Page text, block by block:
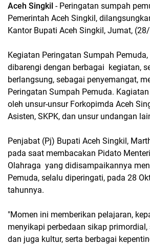
Aceh Singkil - Peringatan sumpah
Pemerintah Aceh Singkil,
Kantor Bupati Aceh Singkil, Jumat,
Kegiatan Peringatan Sumpah
dibarengi dengan berbagai kegiatan,
berlangsung, sebagai penyemangat,
Peringatan Sumpah Pemuda.
oleh unsur-unsur Forkopimda Aceh
Asisten, SKPK, dan unsur undangan
Penjabat (Pj) Bupati Aceh Singkil,
pada saat membacakan Pidato
Olahraga yang didisampaikannya
Pemuda, selalu diperingati, pada 28
tahunnya.
"Momen ini memberikan pelajaran,
menyikapi perbedaan sikap
dan juga kultur, serta berbagai